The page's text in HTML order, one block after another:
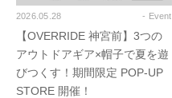
2026.05.28 - Event
【OVERRIDE 神宮前】3つの
アウトドアギア×帽子で夏を遊
びつくす！期間限定 POP-UP
STORE 開催！